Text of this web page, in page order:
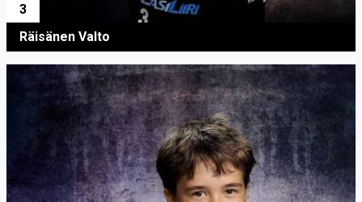
3
Räisänen Valto